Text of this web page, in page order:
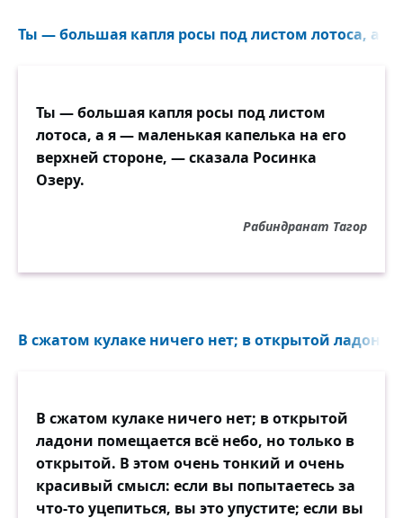
Ты — большая капля росы под листом лотоса, а я
Ты — большая капля росы под листом
лотоса, а я — маленькая капелька на его
верхней стороне, — сказала Росинка
Озеру.
Рабиндранат Тагор
В сжатом кулаке ничего нет; в открытой ладони
В сжатом кулаке ничего нет; в открытой
ладони помещается всё небо, но только в
открытой. В этом очень тонкий и очень
красивый смысл: если вы попытаетесь за
что-то уцепиться, вы это упустите; если вы